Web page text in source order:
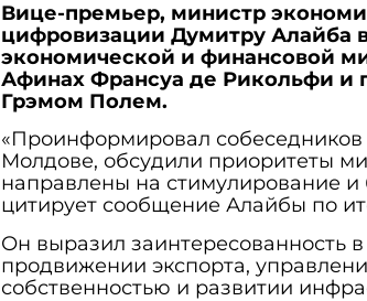
Вице-премьер, министр
цифровизации Думитру Алайба
экономической и финансовой
Афинах Франсуа де Рикольфи
Грэмом Полем.
«Проинформировал
Молдове, обсудили приоритеты
направлены на стимулирование
цитирует сообщение Алайбы по
Он выразил заинтересованность
продвижении экспорта,
собственностью и развитии